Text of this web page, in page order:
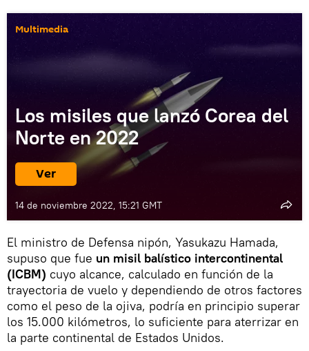
Multimedia
Los misiles que lanzó Corea del
Norte en 2022
Ver
14 de noviembre 2022, 15:21 GMT
El ministro de Defensa nipón, Yasukazu Hamada,
supuso que fue un misil balístico intercontinental
(ICBM) cuyo alcance, calculado en función de la
trayectoria de vuelo y dependiendo de otros factores
como el peso de la ojiva, podría en principio superar
los 15.000 kilómetros, lo suficiente para aterrizar en
la parte continental de Estados Unidos.